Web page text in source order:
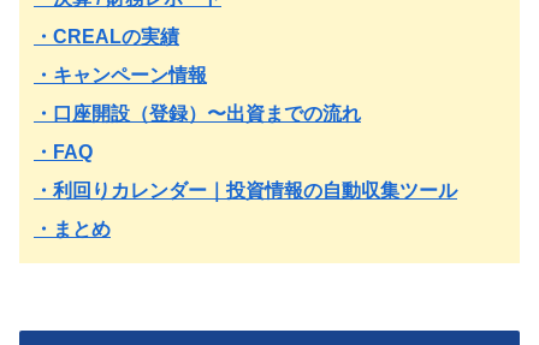
・CREALの実績
・キャンペーン情報
・口座開設（登録）〜出資までの流れ
・FAQ
・利回りカレンダー｜投資情報の自動収集ツール
・まとめ